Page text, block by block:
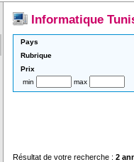
Informatique
Pays
Rubrique
Prix
min
max
Résultat de votre recherche : 2